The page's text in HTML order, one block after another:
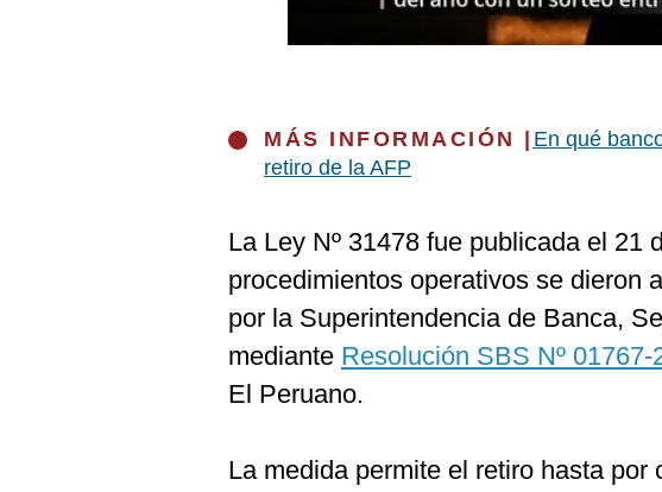
MÁS INFORMACIÓN | En qué
retiro de la AFP
La Ley Nº 31478 fue publicada el 21
procedimientos operativos se dieron
por la Superintendencia de Banca,
mediante Resolución SBS Nº 01767-
El Peruano.
La medida permite el retiro hasta por